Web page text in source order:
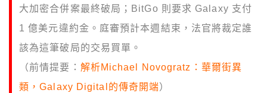
大加密合併案最終破局；BitGo 則要求 Galaxy 支付
1 億美元違約金。庭審預計本週結束，法官將裁定誰
該為這筆破局的交易買單。
（前情提要： 解析Michael Novogratz：華爾街異
類，Galaxy Digital的傳奇開端）